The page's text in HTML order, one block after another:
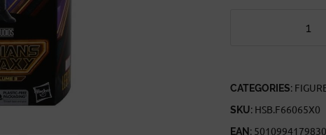
GALAXY
VOL.
3
QUANTITY
CATEGORIES:
SKU: HSB.F66065X0
EAN: 5010994179830